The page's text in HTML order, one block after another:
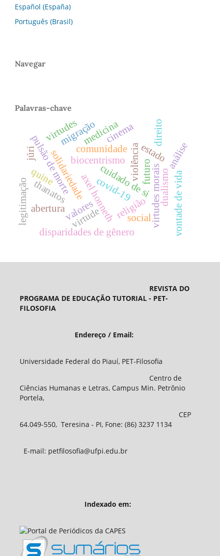
Español (España)
Português (Brasil)
Navegar
Palavras-chave
cuidado de si
violência
axel honneth
solidariedade estado
comunidade
biocentrismo
virtudes morais
religião
medicina
dualismo
pulsão de morte
thanatos vontade de vida
disparidades de gênero
futuro
covid-19
valores
abertura
análise
social
quine
migração direito
virtude
virtudes
júri
legitimação
cinema
REVISTA DO
PROGRAMA DE EDUCAÇÃO TUTORIAL - PET-
FILOSOFIA
Endereço / Email:
Universidade Federal do Piauí, PET-Filosofia
Centro de
Ciências Humanas e Letras, Campus Min. Petrônio
Portela,
CEP
64.049-550, Teresina - PI, Fone: (86) 3237 1134
E-mail: petfilosofia@ufpi.edu.br
Indexado em: